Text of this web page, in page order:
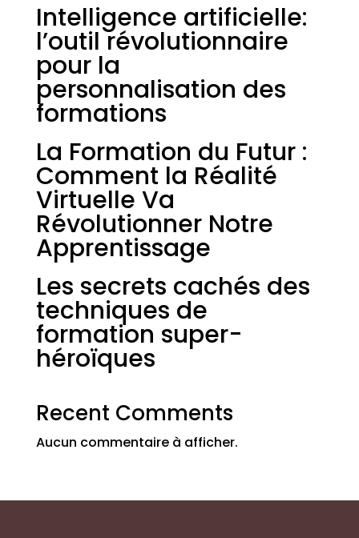
Intelligence artificielle:
l’outil révolutionnaire
pour la
personnalisation des
formations
La Formation du Futur :
Comment la Réalité
Virtuelle Va
Révolutionner Notre
Apprentissage
Les secrets cachés des
techniques de
formation super-
héroïques
Recent Comments
Aucun commentaire à afficher.